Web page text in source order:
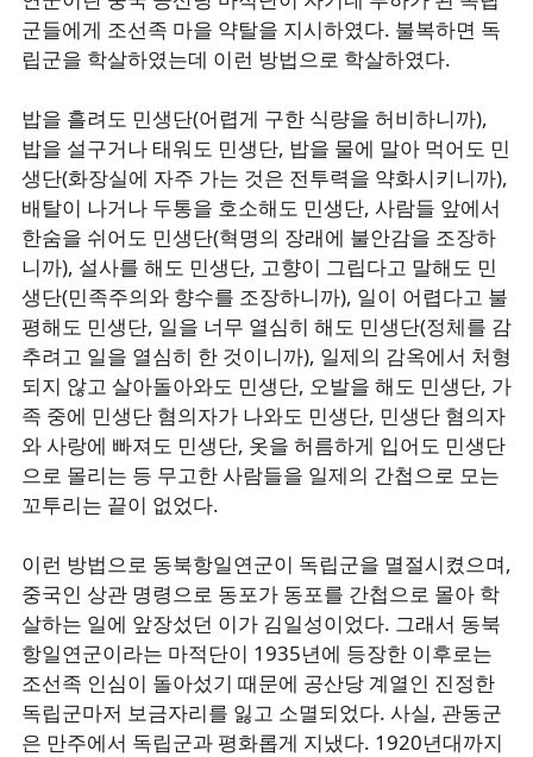
군들에게 조선족 마을 약탈을 지시하였다. 불복하면 독
립군을 학살하였는데 이런 방법으로 학살하였다.
밥을 흘려도 민생단(어렵게 구한 식량을 허비하니까),
밥을 설구거나 태워도 민생단, 밥을 물에 말아 먹어도 민
생단(화장실에 자주 가는 것은 전투력을 약화시키니까),
배탈이 나거나 두통을 호소해도 민생단, 사람들 앞에서
한숨을 쉬어도 민생단(혁명의 장래에 불안감을 조장하
니까), 설사를 해도 민생단, 고향이 그립다고 말해도 민
생단(민족주의와 향수를 조장하니까), 일이 어렵다고 불
평해도 민생단, 일을 너무 열심히 해도 민생단(정체를 감
추려고 일을 열심히 한 것이니까), 일제의 감옥에서 처형
되지 않고 살아돌아와도 민생단, 오발을 해도 민생단, 가
족 중에 민생단 혐의자가 나와도 민생단, 민생단 혐의자
와 사랑에 빠져도 민생단, 옷을 허름하게 입어도 민생단
으로 몰리는 등 무고한 사람들을 일제의 간첩으로 모는
꼬투리는 끝이 없었다.
이런 방법으로 동북항일연군이 독립군을 멸절시켰으며,
중국인 상관 명령으로 동포가 동포를 간첩으로 몰아 학
살하는 일에 앞장섰던 이가 김일성이었다. 그래서 동북
항일연군이라는 마적단이 1935년에 등장한 이후로는
조선족 인심이 돌아섰기 때문에 공산당 계열인 진정한
독립군마저 보금자리를 잃고 소멸되었다. 사실, 관동군
은 만주에서 독립군과 평화롭게 지냈다. 1920년대까지